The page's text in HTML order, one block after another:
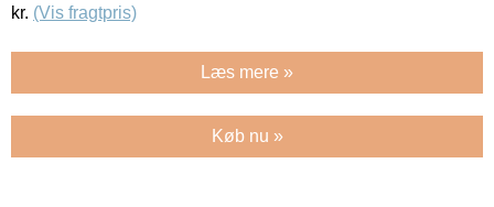
kr. (Vis fragtpris)
Læs mere »
Køb nu »